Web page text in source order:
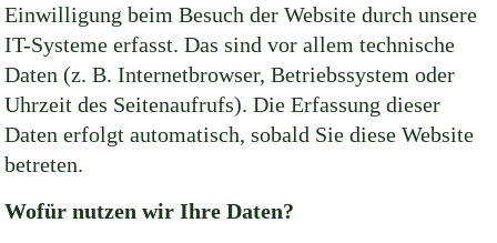
Einwilligung beim Besuch der Website durch unsere
IT-Systeme erfasst. Das sind vor allem technische
Daten (z. B. Internetbrowser, Betriebssystem oder
Uhrzeit des Seitenaufrufs). Die Erfassung dieser
Daten erfolgt automatisch, sobald Sie diese Website
betreten.
Wofür nutzen wir Ihre Daten?